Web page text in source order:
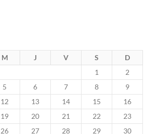
M J V S
D
1
2
5 6 7 8
9
12 13 14 15
16
19 20 21 22
23
26 27 28 29 30